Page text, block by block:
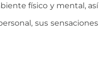
físico y mental, así
sus sensaciones